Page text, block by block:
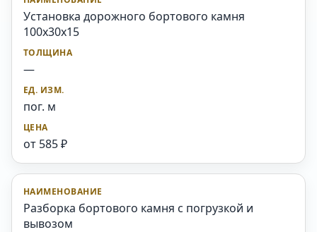
Установка дорожного бортового камня
100x30x15
—
пог. м
от 585 ₽
Разборка бортового камня с погрузкой и
вывозом